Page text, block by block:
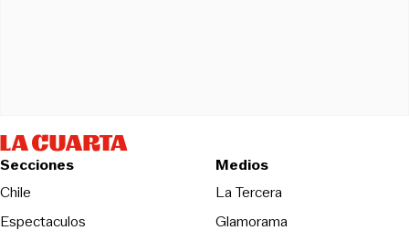
Secciones
Chile
Espectaculos
Medios
La Tercera
Glamorama